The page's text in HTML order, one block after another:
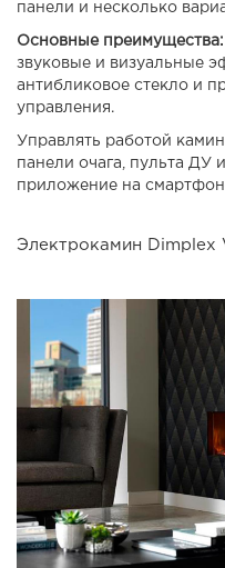
панели и несколько
Основные преимущества:
звуковые и визуальные
антибликовое стекло и
управления.
Управлять работой
панели очага, пульта ДУ
приложение на
Электрокамин Dimplex